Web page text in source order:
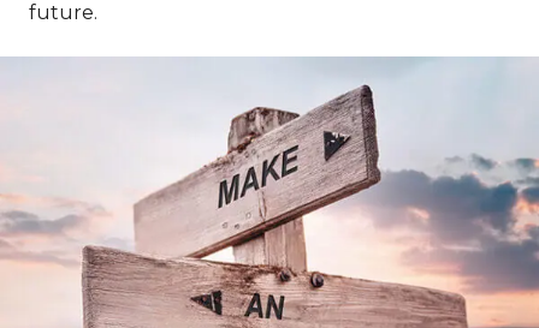
future.​